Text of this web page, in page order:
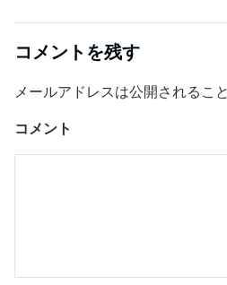
コメントを残す
メールアドレスは公開されるこ
コメント